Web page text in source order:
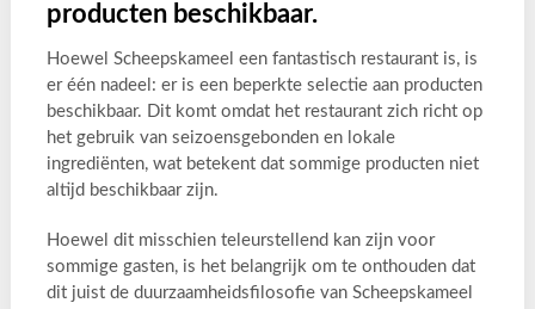
producten beschikbaar.
Hoewel Scheepskameel een fantastisch restaurant is, is
er één nadeel: er is een beperkte selectie aan producten
beschikbaar. Dit komt omdat het restaurant zich richt op
het gebruik van seizoensgebonden en lokale
ingrediënten, wat betekent dat sommige producten niet
altijd beschikbaar zijn.
Hoewel dit misschien teleurstellend kan zijn voor
sommige gasten, is het belangrijk om te onthouden dat
dit juist de duurzaamheidsfilosofie van Scheepskameel